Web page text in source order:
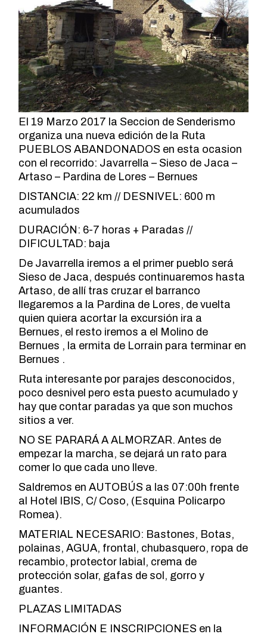
El 19 Marzo 2017 la Seccion de Senderismo
organiza una nueva edición de la Ruta
PUEBLOS ABANDONADOS en esta ocasion
con el recorrido: Javarrella – Sieso de Jaca –
Artaso – Pardina de Lores – Bernues
DISTANCIA: 22 km // DESNIVEL: 600 m
acumulados
DURACIÓN: 6-7 horas + Paradas //
DIFICULTAD: baja
De Javarrella iremos a el primer pueblo será
Sieso de Jaca, después continuaremos hasta
Artaso, de allí tras cruzar el barranco
llegaremos a la Pardina de Lores, de vuelta
quien quiera acortar la excursión ira a
Bernues, el resto iremos a el Molino de
Bernues , la ermita de Lorrain para terminar en
Bernues .
Ruta interesante por parajes desconocidos,
poco desnivel pero esta puesto acumulado y
hay que contar paradas ya que son muchos
sitios a ver.
NO SE PARARÁ A ALMORZAR. Antes de
empezar la marcha, se dejará un rato para
comer lo que cada uno lleve.
Saldremos en AUTOBÚS a las 07:00h frente
al Hotel IBIS, C/ Coso, (Esquina Policarpo
Romea).
MATERIAL NECESARIO: Bastones, Botas,
polainas, AGUA, frontal, chubasquero, ropa de
recambio, protector labial, crema de
protección solar, gafas de sol, gorro y
guantes.
PLAZAS LIMITADAS
INFORMACIÓN E INSCRIPCIONES en la